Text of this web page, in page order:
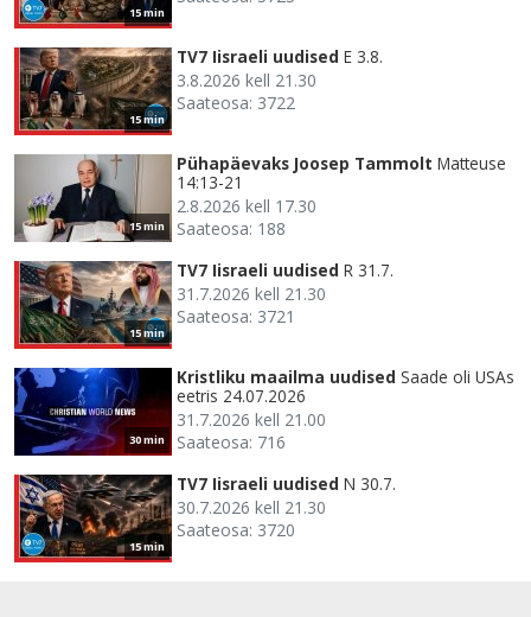
15 min
15 min
TV7 Iisraeli uudised E 3.8.
3.8.2026 kell 21.30
Saateosa: 3722
15 min
Pühapäevaks Joosep Tammolt Matteuse
14:13-21
2.8.2026 kell 17.30
Saateosa: 188
15 min
TV7 Iisraeli uudised R 31.7.
31.7.2026 kell 21.30
Saateosa: 3721
30 min
Kristliku maailma uudised Saade oli USAs
eetris 24.07.2026
31.7.2026 kell 21.00
Saateosa: 716
15 min
TV7 Iisraeli uudised N 30.7.
30.7.2026 kell 21.30
Saateosa: 3720